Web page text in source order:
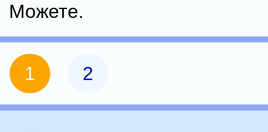
Можете.
1 2